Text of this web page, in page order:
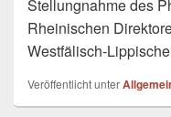
Stellungnahme des
Rheinischen
Westfälisch-
Veröffentlicht unter